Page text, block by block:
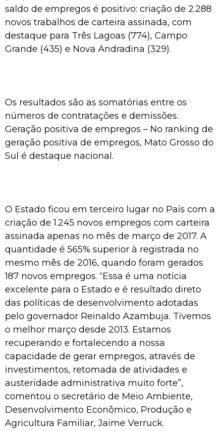
saldo de empregos é positivo: criação de 2.288
novos trabalhos de carteira assinada, com
destaque para Três Lagoas (774), Campo
Grande (435) e Nova Andradina (329).
Os resultados são as somatórias entre os
números de contratações e demissões.
Geração positiva de empregos – No ranking de
geração positiva de empregos, Mato Grosso do
Sul é destaque nacional.
O Estado ficou em terceiro lugar no País com a
criação de 1.245 novos empregos com carteira
assinada apenas no mês de março de 2017. A
quantidade é 565% superior à registrada no
mesmo mês de 2016, quando foram gerados
187 novos empregos. “Essa é uma notícia
excelente para o Estado e é resultado direto
das políticas de desenvolvimento adotadas
pelo governador Reinaldo Azambuja. Tivemos
o melhor março desde 2013. Estamos
recuperando e fortalecendo a nossa
capacidade de gerar empregos, através de
investimentos, retomada de atividades e
austeridade administrativa muito forte”,
comentou o secretário de Meio Ambiente,
Desenvolvimento Econômico, Produção e
Agricultura Familiar, Jaime Verruck.